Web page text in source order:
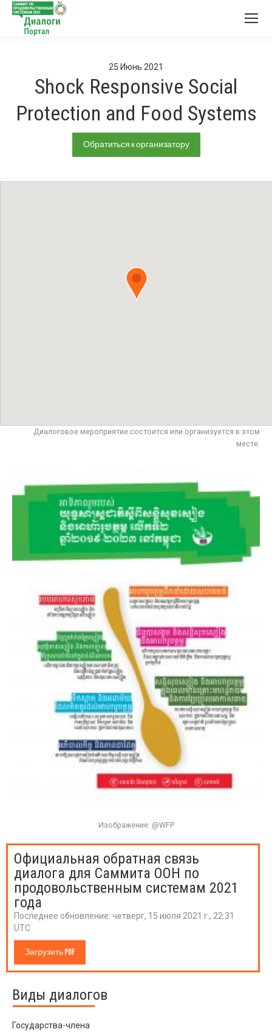
25 Июнь 2021
Shock Responsive Social
Protection and Food Systems
Обратиться к организатору
Диалоговое мероприятие состоится или организуется в этом
месте.
Официальная обратная связь
диалога для Саммита ООН по
продовольственным системам 2021
года
Последнее обновление: четверг, 15 июля 2021 г., 22:31
UTC
Загрузить PDF
Виды диалогов
Государства-члена
Изображение: @WFP